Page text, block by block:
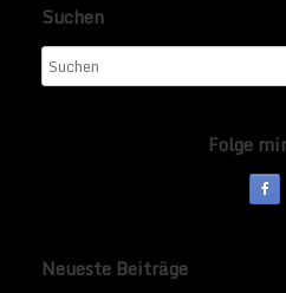
Suchen
Folge
Neueste Beiträge